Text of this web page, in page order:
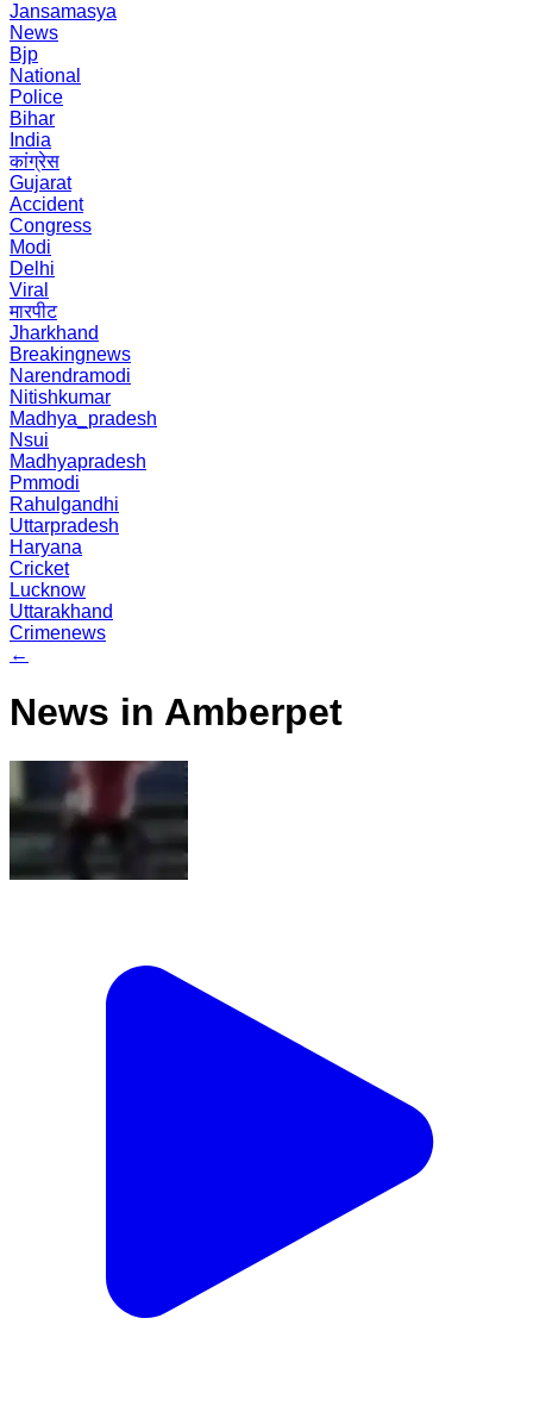
Jansamasya
News
Bjp
National
Police
Bihar
India
कांग्रेस
Gujarat
Accident
Congress
Modi
Delhi
Viral
मारपीट
Jharkhand
Breakingnews
Narendramodi
Nitishkumar
Madhya_pradesh
Nsui
Madhyapradesh
Pmmodi
Rahulgandhi
Uttarpradesh
Haryana
Cricket
Lucknow
Uttarakhand
Crimenews
←
News in Amberpet